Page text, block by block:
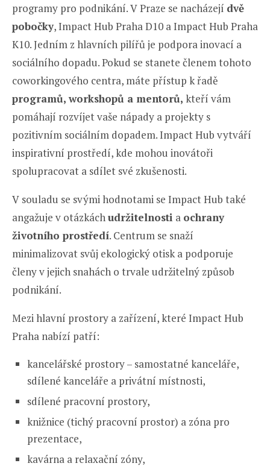
programy pro podnikání. V Praze se nacházejí dvě
pobočky, Impact Hub Praha D10 a Impact Hub Praha
K10. Jedním z hlavních pilířů je podpora inovací a
sociálního dopadu. Pokud se stanete členem tohoto
coworkingového centra, máte přístup k řadě
programů, workshopů a mentorů, kteří vám
pomáhají rozvíjet vaše nápady a projekty s
pozitivním sociálním dopadem. Impact Hub vytváří
inspirativní prostředí, kde mohou inovátoři
spolupracovat a sdílet své zkušenosti.
V souladu se svými hodnotami se Impact Hub také
angažuje v otázkáchudržitelnosti a ochrany
životního prostředí. Centrum se snaží
minimalizovat svůj ekologický otisk a podporuje
členy v jejich snahách o trvale udržitelný způsob
podnikání.
Mezi hlavní prostory a zařízení, které Impact Hub
Praha nabízí patří:
kancelářské prostory – samostatné kanceláře,
sdílené kanceláře a privátní místnosti,
sdílené pracovní prostory,
knižnice (tichý pracovní prostor) a zóna pro
prezentace,
kavárna a relaxační zóny,